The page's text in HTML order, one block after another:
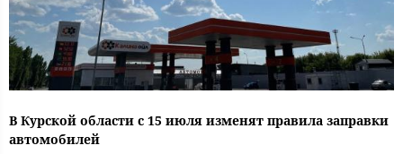
В Курской области с 15 июля изменят правила заправки
автомобилей